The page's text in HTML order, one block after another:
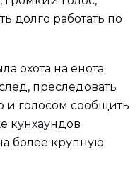
долго работать по
охота на енота.
преследовать
и голосом сообщить
кунхаундов
более крупную